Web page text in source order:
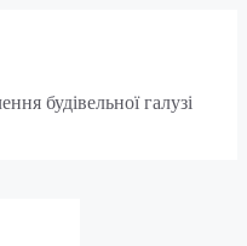
будівельної галузі